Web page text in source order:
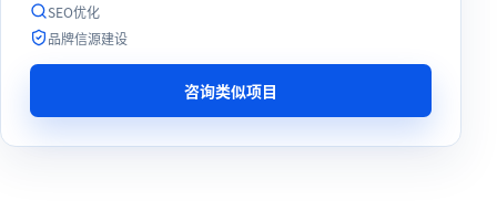
SEO优化
品牌信源建设
咨询类似项目